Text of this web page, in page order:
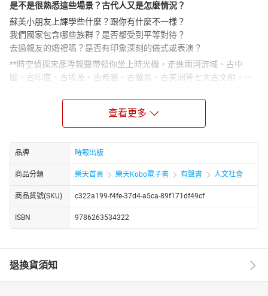
是不是很熟悉這些場景？古代人又是怎麼情況？
蘇美小朋友上課學些什麼？跟你有什麼不一樣？
我們國家包含哪些族群？是否都受到平等對待？
去過親友的婚禮嗎？是否有印象深刻的儀式或表演？
**時空偵探宋彥陞親聲帶領你坐上時光機，走進兩河流域、古中
國、古印度、古埃及、古希臘、古羅馬、古美洲等七大古文明，一
充，瞭解歷史知識，比較世界各地的相異與相近處吧！
◎深入淺出的解說，適合低、中年級孩子閱讀，大人聽來也很有樂
趣。
◎搭配學科內容，最適合當作孩子課後補充教材。
Poker J
【Track Info】
Fly Chicken by Alexander Nakarada
時空偵探的歷史行腳板主
1988年生，臺大歷史所碩士，現為國發會檔案局副研究員」。認為
查看更多
品牌 時報出版
商品分類 樂天首頁 樂天Kobo電子書 有聲書 人文社會
商品貨號(SKU) c322a199-f4fe-37d4-a5ca-89f171df49cf
ISBN 9786263534322
退換貨須知